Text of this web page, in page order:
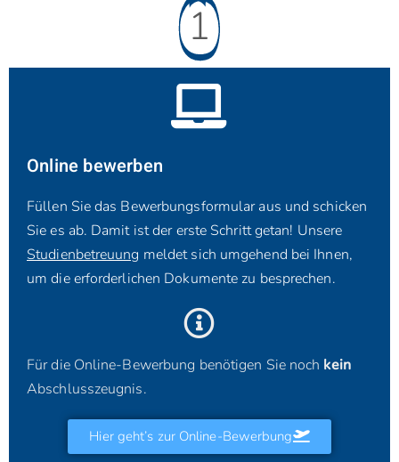
1
Online bewerben
Füllen Sie das Bewerbungsformular aus und schicken
Sie es ab. Damit ist der erste Schritt getan! Unsere
Studienbetreuung meldet sich umgehend bei Ihnen,
um die erforderlichen Dokumente zu besprechen.
Für die Online-Bewerbung benötigen Sie noch kein
Abschlusszeugnis.
Hier geht’s zur Online-Bewerbung